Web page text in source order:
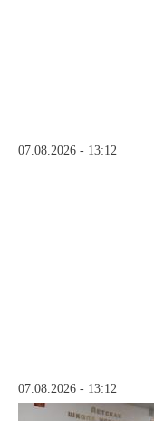
07.08.2026 - 13:12
07.08.2026 - 13:12